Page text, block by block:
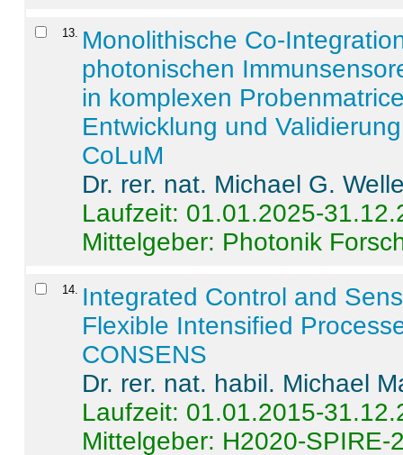
13
Monolithische Co-
photonischen
in komplexen
Entwicklung und
CoLuM
Dr. rer. nat. Michael G.
Laufzeit: 01.01.2025-
Mittelgeber: Photonik
14
Integrated Control and
Flexible Intensified
CONSENS
Dr. rer. nat. habil. Michael
Laufzeit: 01.01.2015-
Mittelgeber: H2020-SPIRE-